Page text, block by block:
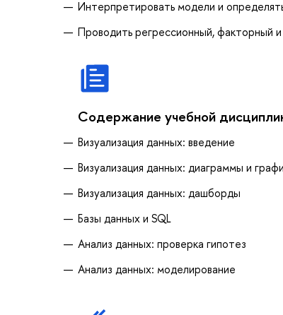
Интерпретировать модели и
Проводить регрессионный, факторный
Содержание учебной
Визуализация данных: введение
Визуализация данных: диаграммы и
Визуализация данных: дашборды
Базы данных и SQL
Анализ данных: проверка гипотез
Анализ данных: моделирование